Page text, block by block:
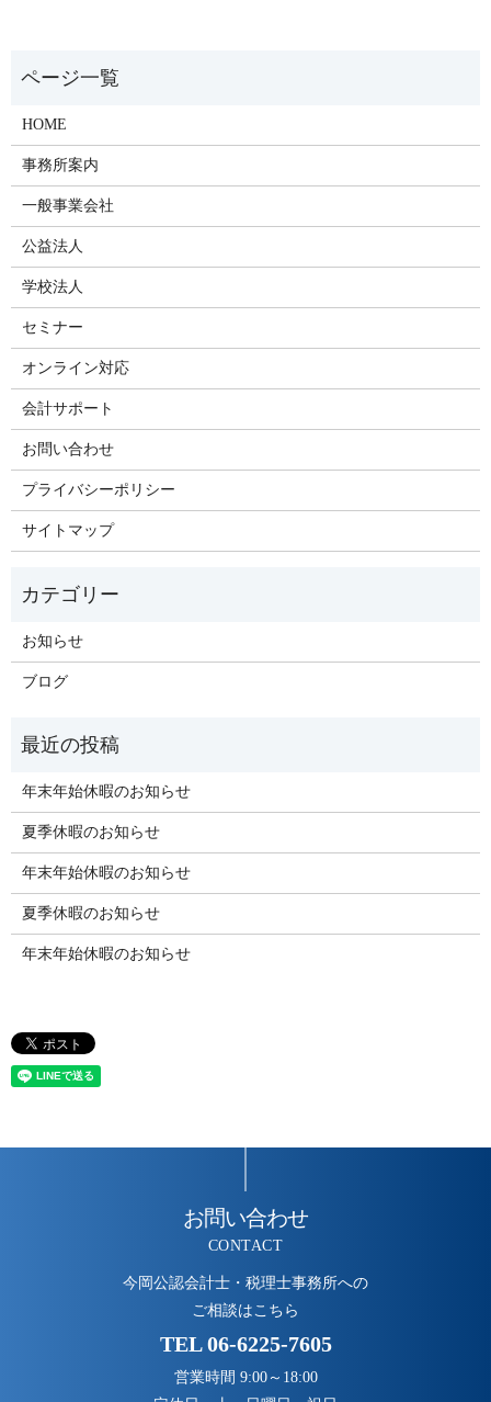
HOME
事務所案内
一般事業会社
公益法人
学校法人
セミナー
オンライン対応
会計サポート
お問い合わせ
プライバシーポリシー
サイトマップ
お知らせ
ブログ
年末年始休暇のお知らせ
夏季休暇のお知らせ
年末年始休暇のお知らせ
夏季休暇のお知らせ
年末年始休暇のお知らせ
お問い合わせ
CONTACT
今岡公認会計士・税理士事務所への
ご相談はこちら
TEL06-6225-7605
営業時間 9:00～18:00